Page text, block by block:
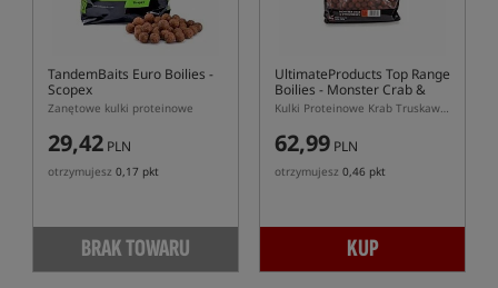
TandemBaits Euro Boilies -
Scopex
Zanętowe kulki proteinowe
29,42 PLN
otrzymujesz 0,17 pkt
BRAK TOWARU
UltimateProducts Top Range
Boilies - Monster Crab &
Strawberry
Kulki Proteinowe Krab Truskawka
62,99 PLN
otrzymujesz 0,46 pkt
KUP